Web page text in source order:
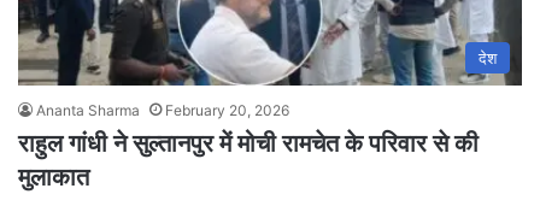
देश
Ananta Sharma February 20, 2026
राहुल गांधी ने सुल्तानपुर में मोची रामचेत के परिवार से की
मुलाकात